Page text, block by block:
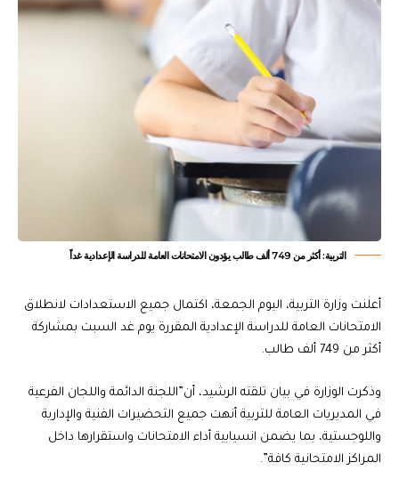
التربية: أكثر من 749 ألف طالب يؤدون الامتحانات العامة للدراسة الإعدادية غداً
أعلنت وزارة التربية، اليوم الجمعة، اكتمال جميع الاستعدادات لانطلاق
الامتحانات العامة للدراسة الإعدادية المقررة يوم غد السبت بمشاركة
أكثر من 749 ألف طالب.
وذكرت الوزارة في بيان تلقته الرشيد، أن”اللجنة الدائمة واللجان الفرعية
في المديريات العامة للتربية أنهت جميع التحضيرات الفنية والإدارية
واللوجستية، بما يضمن انسيابية أداء الامتحانات واستقرارها داخل
المراكز الامتحانية كافة”.